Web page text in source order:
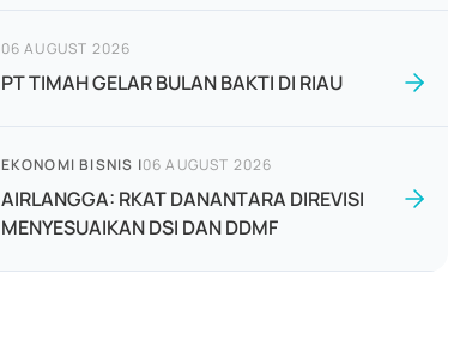
06 AUGUST 2026
PT TIMAH GELAR BULAN BAKTI DI RIAU
EKONOMI BISNIS |06 AUGUST 2026
AIRLANGGA: RKAT DANANTARA DIREVISI
MENYESUAIKAN DSI DAN DDMF